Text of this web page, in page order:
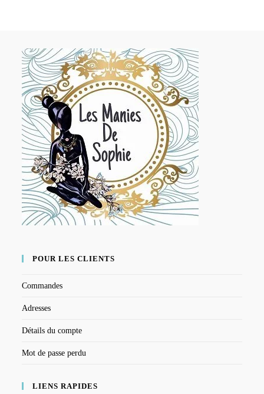
POUR LES CLIENTS
Commandes
Adresses
Détails du compte
Mot de passe perdu
LIENS RAPIDES